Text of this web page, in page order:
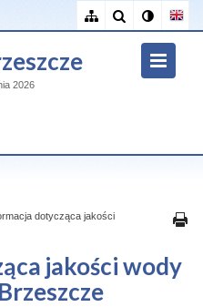
2026
dotycząca jakości
jakości wody